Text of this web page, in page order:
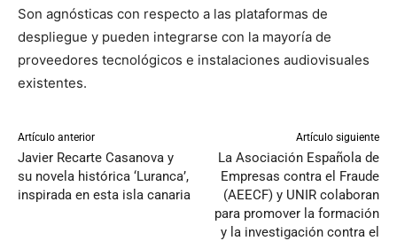
Son agnósticas con respecto a las plataformas de
despliegue y pueden integrarse con la mayoría de
proveedores tecnológicos e instalaciones audiovisuales
existentes.
Artículo anterior
Javier Recarte Casanova y
su novela histórica ‘Luranca’,
inspirada en esta isla canaria
Artículo siguiente
La Asociación Española de
Empresas contra el Fraude
(AEECF) y UNIR colaboran
para promover la formación
y la investigación contra el